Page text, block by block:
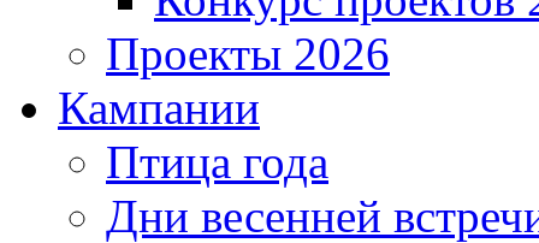
Проекты 2026
Кампании
Птица года
Дни весенней